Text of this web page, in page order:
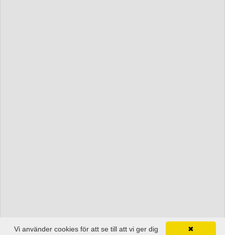
✖
Vi använder cookies för att se till att vi ger dig